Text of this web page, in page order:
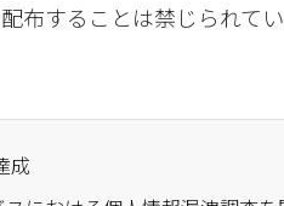
することは禁じられてい
成